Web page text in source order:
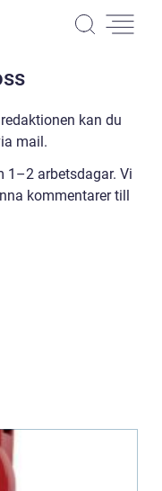
kan du
mail.
1–2 arbetsdagar. Vi
kommentarer till